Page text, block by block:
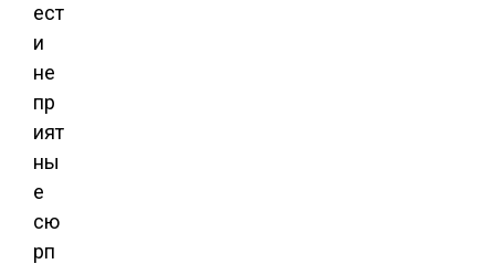
ест
и
не
пр
ият
ны
е
сю
рп